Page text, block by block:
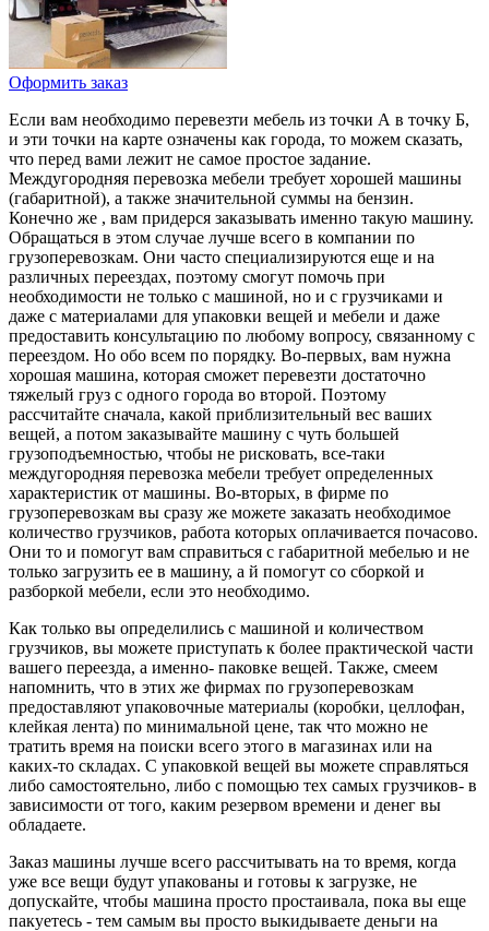
Оформить заказ
Если вам необходимо перевезти мебель из точки А в точку Б,
и эти точки на карте означены как города, то можем сказать,
что перед вами лежит не самое простое задание.
Междугородняя перевозка мебели требует хорошей машины
(габаритной), а также значительной суммы на бензин.
Конечно же , вам придерся заказывать именно такую машину.
Обращаться в этом случае лучше всего в компании по
грузоперевозкам. Они часто специализируются еще и на
различных переездах, поэтому смогут помочь при
необходимости не только с машиной, но и с грузчиками и
даже с материалами для упаковки вещей и мебели и даже
предоставить консультацию по любому вопросу, связанному с
переездом. Но обо всем по порядку. Во-первых, вам нужна
хорошая машина, которая сможет перевезти достаточно
тяжелый груз с одного города во второй. Поэтому
рассчитайте сначала, какой приблизительный вес ваших
вещей, а потом заказывайте машину с чуть большей
грузоподъемностью, чтобы не рисковать, все-таки
междугородняя перевозка мебели требует определенных
характеристик от машины. Во-вторых, в фирме по
грузоперевозкам вы сразу же можете заказать необходимое
количество грузчиков, работа которых оплачивается почасово.
Они то и помогут вам справиться с габаритной мебелью и не
только загрузить ее в машину, а й помогут со сборкой и
разборкой мебели, если это необходимо.
Как только вы определились с машиной и количеством
грузчиков, вы можете приступать к более практической части
вашего переезда, а именно- паковке вещей. Также, смеем
напомнить, что в этих же фирмах по грузоперевозкам
предоставляют упаковочные материалы (коробки, целлофан,
клейкая лента) по минимальной цене, так что можно не
тратить время на поиски всего этого в магазинах или на
каких-то складах. С упаковкой вещей вы можете справляться
либо самостоятельно, либо с помощью тех самых грузчиков- в
зависимости от того, каким резервом времени и денег вы
обладаете.
Заказ машины лучше всего рассчитывать на то время, когда
уже все вещи будут упакованы и готовы к загрузке, не
допускайте, чтобы машина просто простаивала, пока вы еще
пакуетесь - тем самым вы просто выкидываете деньги на